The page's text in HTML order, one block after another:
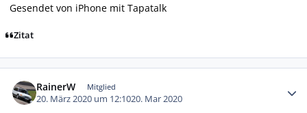
Gesendet von iPhone mit Tapatalk
Zitat
RainerW Mitglied
20. März 2020 um 12:1020. Mar 2020